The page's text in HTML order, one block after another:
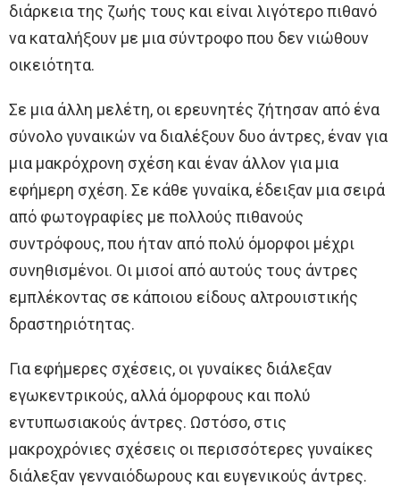
διάρκεια της ζωής τους και είναι λιγότερο πιθανό
να καταλήξουν με μια σύντροφο που δεν νιώθουν
οικειότητα.
Σε μια άλλη μελέτη, οι ερευνητές ζήτησαν από ένα
σύνολο γυναικών να διαλέξουν δυο άντρες, έναν για
μια μακρόχρονη σχέση και έναν άλλον για μια
εφήμερη σχέση. Σε κάθε γυναίκα, έδειξαν μια σειρά
από φωτογραφίες με πολλούς πιθανούς
συντρόφους, που ήταν από πολύ όμορφοι μέχρι
συνηθισμένοι. Οι μισοί από αυτούς τους άντρες
εμπλέκοντας σε κάποιου είδους αλτρουιστικής
δραστηριότητας.
Για εφήμερες σχέσεις, οι γυναίκες διάλεξαν
εγωκεντρικούς, αλλά όμορφους και πολύ
εντυπωσιακούς άντρες. Ωστόσο, στις
μακροχρόνιες σχέσεις οι περισσότερες γυναίκες
διάλεξαν γενναιόδωρους και ευγενικούς άντρες.